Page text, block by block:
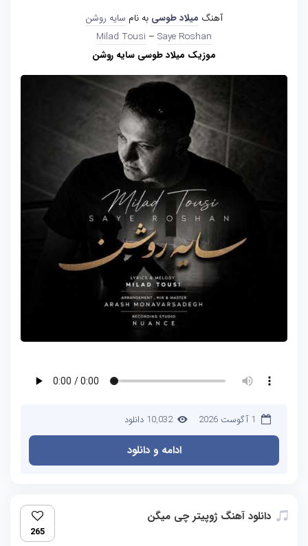
آهنگ میلاد طوسی به نام سایه روشن
Milad Tousi – Saye Roshan
موزیک میلاد طوسی سایه روشن
1 آگوست 2026 10,032 دانلود
ادامه و دانلود
دانلود آهنگ ژوپیتر چی میگن
265